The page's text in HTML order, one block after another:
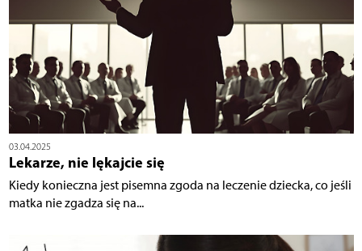
03.04.2025
Lekarze, nie lękajcie się
Kiedy konieczna jest pisemna zgoda na leczenie dziecka, co jeśli
matka nie zgadza się na...